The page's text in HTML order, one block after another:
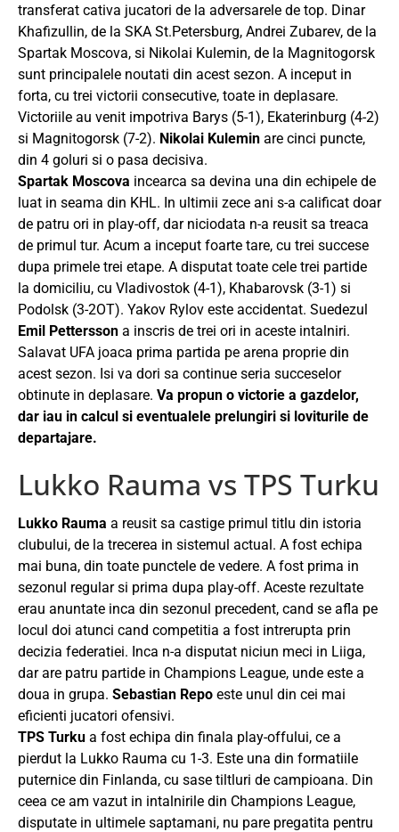
transferat cativa jucatori de la adversarele de top. Dinar
Khafizullin, de la SKA St.Petersburg, Andrei Zubarev, de la
Spartak Moscova, si Nikolai Kulemin, de la Magnitogorsk
sunt principalele noutati din acest sezon. A inceput in
forta, cu trei victorii consecutive, toate in deplasare.
Victoriile au venit impotriva Barys (5-1), Ekaterinburg (4-2)
si Magnitogorsk (7-2). Nikolai Kulemin are cinci puncte,
din 4 goluri si o pasa decisiva.
Spartak Moscova incearca sa devina una din echipele de
luat in seama din KHL. In ultimii zece ani s-a calificat doar
de patru ori in play-off, dar niciodata n-a reusit sa treaca
de primul tur. Acum a inceput foarte tare, cu trei succese
dupa primele trei etape. A disputat toate cele trei partide
la domiciliu, cu Vladivostok (4-1), Khabarovsk (3-1) si
Podolsk (3-2OT). Yakov Rylov este accidentat. Suedezul
Emil Pettersson a inscris de trei ori in aceste intalniri.
Salavat UFA joaca prima partida pe arena proprie din
acest sezon. Isi va dori sa continue seria succeselor
obtinute in deplasare. Va propun o victorie a gazdelor,
dar iau in calcul si eventualele prelungiri si loviturile de
departajare.
Lukko Rauma vs TPS Turku
Lukko Rauma a reusit sa castige primul titlu din istoria
clubului, de la trecerea in sistemul actual. A fost echipa
mai buna, din toate punctele de vedere. A fost prima in
sezonul regular si prima dupa play-off. Aceste rezultate
erau anuntate inca din sezonul precedent, cand se afla pe
locul doi atunci cand competitia a fost intrerupta prin
decizia federatiei. Inca n-a disputat niciun meci in Liiga,
dar are patru partide in Champions League, unde este a
doua in grupa. Sebastian Repo este unul din cei mai
eficienti jucatori ofensivi.
TPS Turku a fost echipa din finala play-offului, ce a
pierdut la Lukko Rauma cu 1-3. Este una din formatiile
puternice din Finlanda, cu sase tiltluri de campioana. Din
ceea ce am vazut in intalnirile din Champions League,
disputate in ultimele saptamani, nu pare pregatita pentru